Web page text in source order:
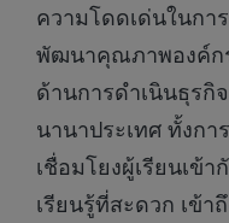
ความโดดเด่นในกา
พัฒนาคุณภาพองค์ก
ด้านการดำเนินธุรกิ
นานาประเทศ ทั้งก
เชื่อมโยงผู้เรียนเข้
เรียนรู้ที่สะดวก เข้า